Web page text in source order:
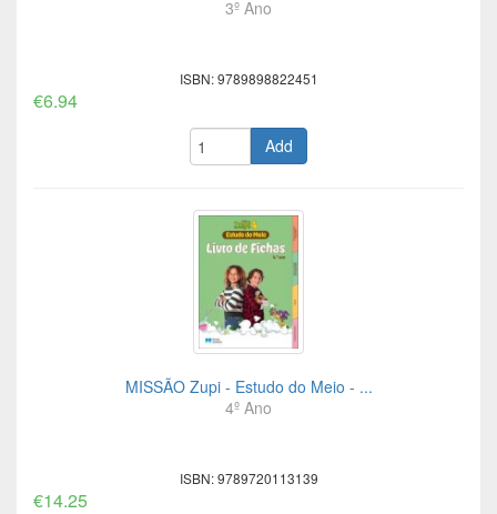
3º Ano
ISBN: 9789898822451
€6.94
Add
MISSÃO Zupi - Estudo do Meio - ...
4º Ano
ISBN: 9789720113139
€14.25